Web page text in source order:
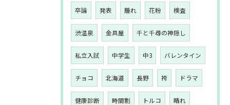
卒論 発表 腫れ 花粉 検査
渋温泉 金具屋 千と千尋の神隠し
私立入試 中学生 中3 バレンタイン
チョコ 北海道 長野 袴 ドラマ
健康診断 時間割 トルコ 晴れ